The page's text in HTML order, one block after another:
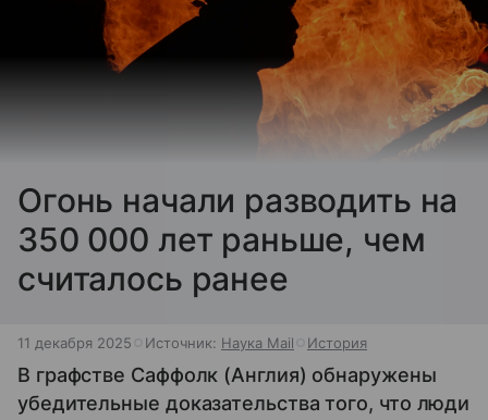
Огонь начали разводить на
350 000 лет раньше, чем
считалось ранее
11 декабря 2025 Источник: Наука Mail История
В графстве Саффолк (Англия) обнаружены
убедительные доказательства того, что люди